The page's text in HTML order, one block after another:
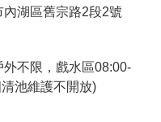
內湖區舊宗路2段2號
外不限，戲水區08:00-
池維護不開放)